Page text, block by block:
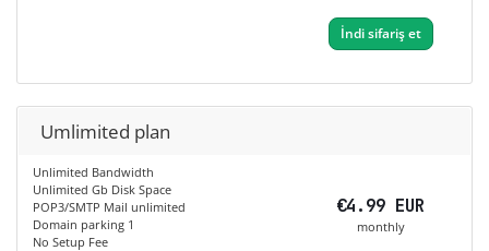
İndi sifariş et
Umlimited plan
Unlimited Bandwidth
Unlimited Gb Disk Space
POP3/SMTP Mail unlimited
Domain parking 1
No Setup Fee
€4.99 EUR
monthly